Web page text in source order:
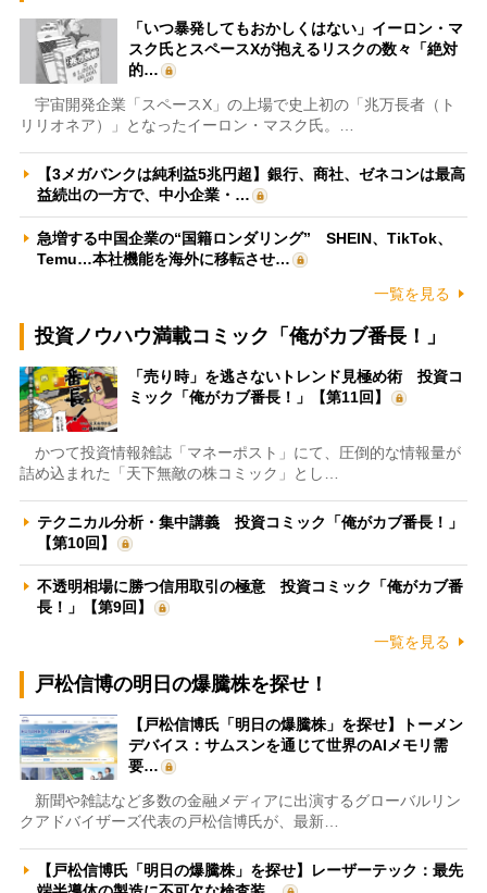
「いつ暴発してもおかしくはない」イーロン・マ
スク氏とスペースXが抱えるリスクの数々「絶対
的…
宇宙開発企業「スペースX」の上場で史上初の「兆万長者（ト
リリオネア）」となったイーロン・マスク氏。…
【3メガバンクは純利益5兆円超】銀行、商社、ゼネコンは最高
益続出の一方で、中小企業・…
急増する中国企業の“国籍ロンダリング” SHEIN、TikTok、
Temu…本社機能を海外に移転させ…
一覧を見る
投資ノウハウ満載コミック「俺がカブ番長！」
「売り時」を逃さないトレンド見極め術 投資コ
ミック「俺がカブ番長！」【第11回】
かつて投資情報雑誌「マネーポスト」にて、圧倒的な情報量が
詰め込まれた「天下無敵の株コミック」とし…
テクニカル分析・集中講義 投資コミック「俺がカブ番長！」
【第10回】
不透明相場に勝つ信用取引の極意 投資コミック「俺がカブ番
長！」【第9回】
一覧を見る
戸松信博の明日の爆騰株を探せ！
【戸松信博氏「明日の爆騰株」を探せ】トーメン
デバイス：サムスンを通じて世界のAIメモリ需
要…
新聞や雑誌など多数の金融メディアに出演するグローバルリン
クアドバイザーズ代表の戸松信博氏が、最新…
【戸松信博氏「明日の爆騰株」を探せ】レーザーテック：最先